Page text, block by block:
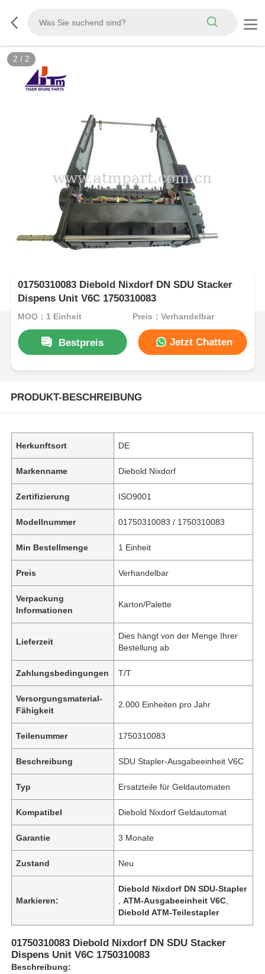
2 / 2
01750310083 Diebold Nixdorf DN SDU Stacker
Dispens Unit V6C 1750310083
MOQ：1 Einheit Preis：Verhandelbar
Bestpreis Jetzt Chatten
PRODUKT-BESCHREIBUNG
Herkunftsort DE
Markenname Diebold Nixdorf
Zertifizierung ISO9001
Modellnummer 01750310083 / 1750310083
Min Bestellmenge 1 Einheit
Preis Verhandelbar
Verpackung
Informationen
Karton/Palette
Lieferzeit
Dies hängt von der Menge Ihrer
Bestellung ab
Zahlungsbedingungen T/T
Versorgungsmaterial-
Fähigkeit
2.000 Einheiten pro Jahr
Teilenummer 1750310083
Beschreibung SDU Stapler-Ausgabeeinheit V6C
Typ Ersatzteile für Geldautomaten
Kompatibel Diebold Nixdorf Geldautomat
Garantie 3 Monate
Zustand Neu
Markieren:
Diebold Nixdorf DN SDU-Stapler
,ATM-Ausgabeeinheit V6C
Diebold ATM-Teilestapler
01750310083 Diebold Nixdorf DN SDU Stacker
Dispens Unit V6C 1750310083
Beschreibung: